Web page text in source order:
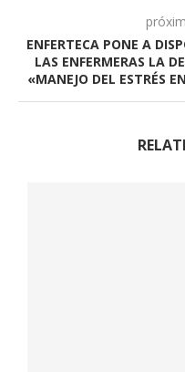
ENFERTECA PONE A
LAS ENFERMERAS LA
«MANEJO DEL ESTRÉS